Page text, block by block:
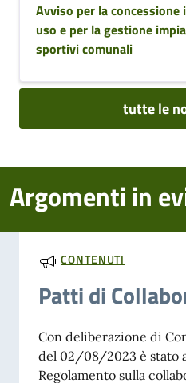
Avviso per la concessione
uso e per la gestione
sportivi comunali
tutte le
Argomenti in
CONTENUTI
Patti di
Con deliberazione di
del 02/08/2023 è stato
Regolamento sulla